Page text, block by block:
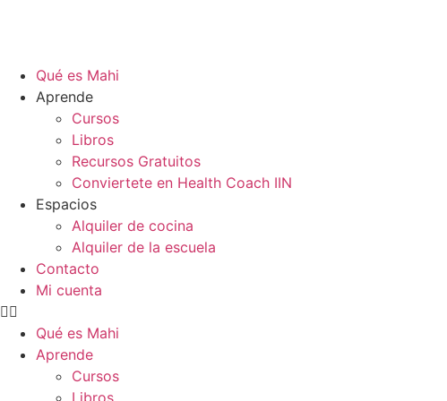
Qué es Mahi
Aprende
Cursos
Libros
Recursos Gratuitos
Conviertete en Health Coach IIN
Espacios
Alquiler de cocina
Alquiler de la escuela
Contacto
Mi cuenta
Qué es Mahi
Aprende
Cursos
Libros